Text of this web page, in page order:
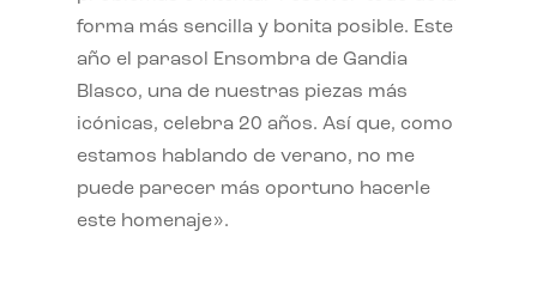
forma más sencilla y bonita posible. Este
año el parasol Ensombra de Gandia
Blasco, una de nuestras piezas más
icónicas, celebra 20 años. Así que, como
estamos hablando de verano, no me
puede parecer más oportuno hacerle
este homenaje».